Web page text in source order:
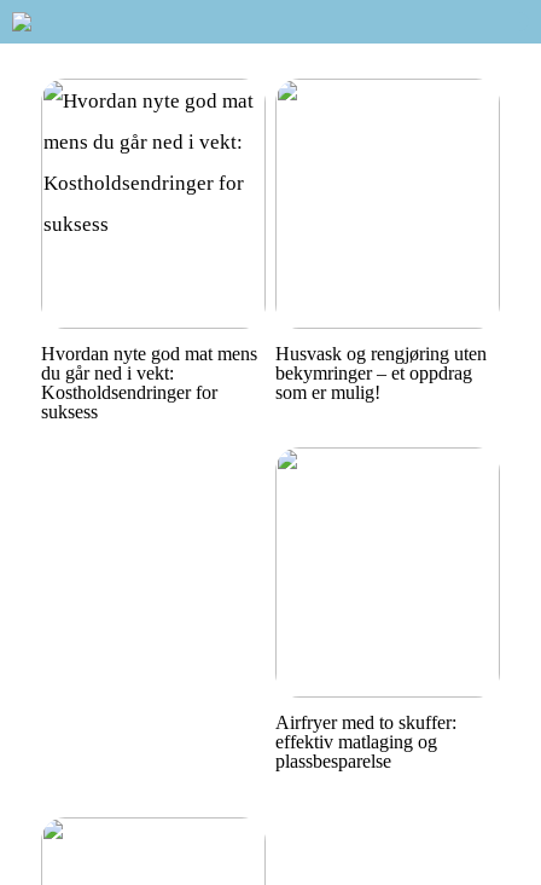
Hvordan nyte god mat mens
du går ned i vekt:
Kostholdsendringer for
suksess
Husvask og rengjøring uten
bekymringer – et oppdrag
som er mulig!
Airfryer med to skuffer:
effektiv matlaging og
plassbesparelse